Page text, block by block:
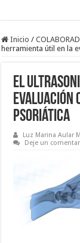
Inicio /
herramienta útil en la
El
evaluación
psoriática
Luz Marina Aular
Deje un